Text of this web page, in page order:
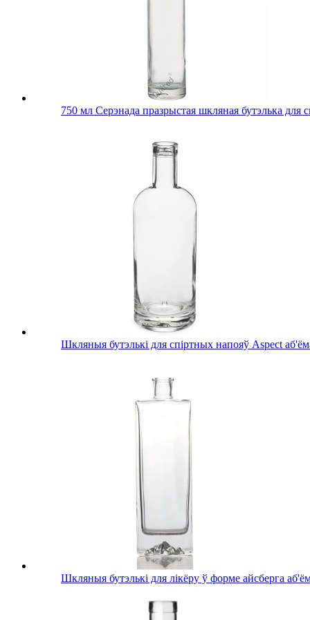
750 мл Серэнада празрыстая шкляная бутэлька для
Шкляныя бутэлькі для спіртных напояў Aspect
Шкляныя бутэлькі для лікёру ў форме айсберга